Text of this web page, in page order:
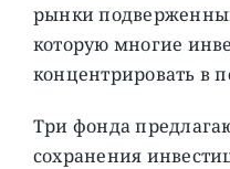
рынки
которую многие
концентрировать в
Три фонда
сохранения